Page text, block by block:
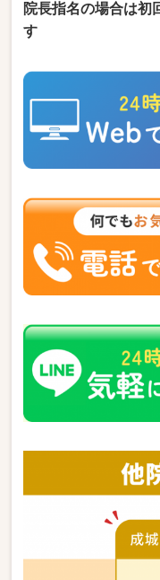
院長指名の場合は初
す